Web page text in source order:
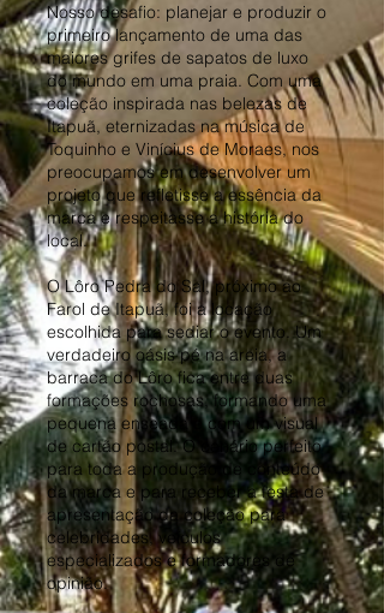
Nosso desafio: planejar e produzir o
primeiro lançamento de uma das
maiores grifes de sapatos de luxo
do mundo em uma praia. Com uma
coleção inspirada nas belezas de
Itapuã, eternizadas na música de
Toquinho e Vinícius de Moraes, nos
preocupamos em desenvolver um
projeto que refletisse a essência da
marca e respeitasse a história do
local.
O Lôro Pedra do Sal, próximo ao
Farol de Itapuã, foi a locação
escolhida para sediar o evento. Um
verdadeiro oásis pé na areia, a
barraca do Lôro fica entre duas
formações rochosas, formando uma
pequena enseada e com um visual
de cartão postal. O cenário perfeito
para toda a produção de conteúdo
da marca e para receber a festa de
apresentação da coleção para
celebridades, veículos
especializados e formadores de
opinião.